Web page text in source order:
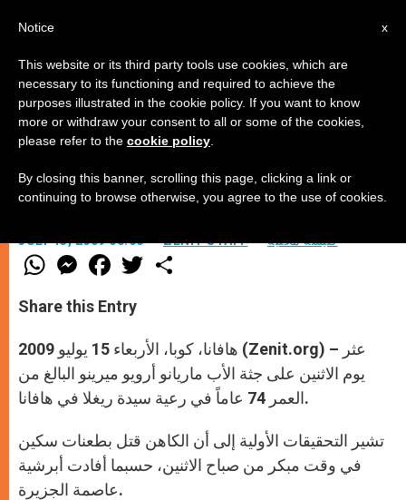
مقتل كاهن إسباني آخر في كوبا
–
JULY 15, 2009 00:00 ZENIT STAFF كنيسة محليّة
W
h
t
s
p
p
M
e
s
e
e
r
F
a
e
b
o
k
w
r
Share this Entry
هافانا، كوبا، الأربعاء 15 يوليو 2009 (Zenit.org) – عثر
يوم الاثنين على جثة الأب ماريانو أرويو ميرينو البالغ من
العمر 74 عاماً في رعية سيدة ريغلا في هافانا.
تشير التحقيقات الأولية إلى أن الكاهن قتل بطعنات سكين
في وقت مبكر من صباح الاثنين، حسبما أفادت أبرشية
عاصمة الجزيرة.
x
Notice
This website or its third party tools use cookies, which are
necessary to its functioning and required to achieve the
purposes illustrated in the cookie policy. If you want to know
more or withdraw your consent to all or some of the cookies,
please refer to the cookie policy
By closing this banner, scrolling this page, clicking a link or
continuing to browse otherwise, you agree to the use of cookies.